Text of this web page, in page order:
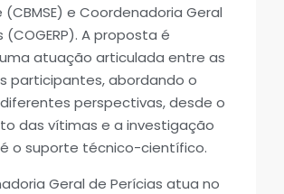
(CBMSE) e Coordenadoria Geral
(COGERP). A proposta é
atuação articulada entre as
participantes, abordando o
perspectivas, desde o
das vítimas e a investigação
o suporte técnico-científico.
Geral de Perícias atua no